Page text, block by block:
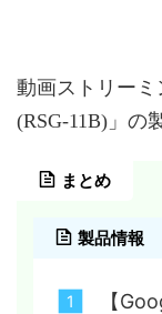
動画ストリーミ
(RSG-11B)」の
まとめ
製品情報
【